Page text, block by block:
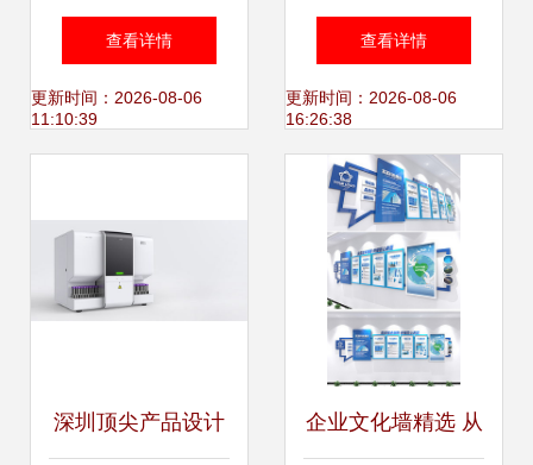
案例 专业电竞酒店
设计一站式服务团
查看详情
更新时间：2026-08-06
11:10:39
的专业设计 从个人
设备到整体解决方
案
查看详情
更新时间：2026-08-06
16:26:38
深圳顶尖产品设计 企业文化墙精选 从